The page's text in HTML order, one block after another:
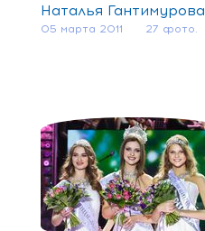
Наталья Гантимурова
05 марта 2011 27 фото.